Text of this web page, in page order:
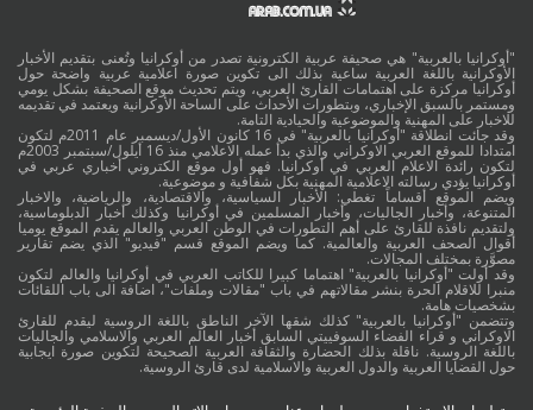
"أوكرانيا بالعربية" هي صحيفة عربية الكترونية تصدر من أوكرانيا وتُعنى بتقديم الأخبار
الأوكرانية باللغة العربية ساعية بذلك الى تكوين صورة اعلامية عربية واضحة حول
أوكرانيا مركزة على اهتمامات القارئ العربي، ويتم تحديث موقع الصحيفة بشكل يومي
ومستمر بالسبق الإخباري، وبتطورات الأحداث على الساحة الأوكرانية ويعتمد في تقديمه
للاخبار على المهنية والموضوعية والحيادية التامة.
وقد جائت انطلاقة "أوكرانيا بالعربية" في 16 كانون الأول/ديسمبر عام 2011م لتكون
امتدادا للموقع العربي الاوكراني والذي بدأ عمله الاعلامي منذ 16 أيلول/سبتمبر 2003م
لتكون رائدة الاعلام العربي في أوكرانيا. فهو أول موقع الكتروني أخباري عربي في
أوكرانيا يؤدي رسالته الاعلامية المهنية بكل شفافية و موضوعية.
ويضم الموقع أقساماً تغطي: الأخبار السياسية، والاقتصادية، والرياضية، والاخبار
المتنوعة، وأخبار الجاليات، وأخبار المسلمين في أوكرانيا وكذلك أخبار الدبلوماسية،
ولتقديم نافذة للقارئ على أهم التطورات في الوطن العربي والعالم يقدم الموقع يوميا
أقوال الصحف العربية والعالمية. كما ويضم الموقع قسم "فيديو" الذي يضم تقارير
مصوَّرة بمختلف المجالات.
وقد أولت "أوكرانيا بالعربية" اهتماما كبيرا للكاتب العربي في أوكرانيا والعالم لتكون
منبرا للاقلام الحرة بنشر مقالاتهم في باب "مقالات وملفات"، اضافة الى باب اللقائات
بشخصيات هامة.
وتتضمن "أوكرانيا بالعربية" كذلك شقها الآخر الناطق باللغة الروسية ليقدم للقارئ
الاوكراني و قراء الفضاء السوفييتي السابق أخبار العالم العربي والاسلامي والجاليات
باللغة الروسية. ناقلة بذلك الحضارة والثقافة العربية الصحيحة لتكوين صورة ايجابية
حول القضايا العربية والدول العربية والاسلامية لدى قارئ الروسية.